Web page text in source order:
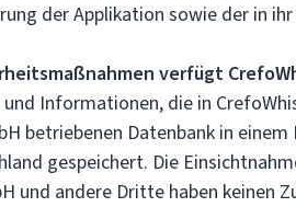
der Applikation sowie der in
verfügt
Informationen, die in
betriebenen Datenbank in
gespeichert. Die
und andere Dritte haben keinen